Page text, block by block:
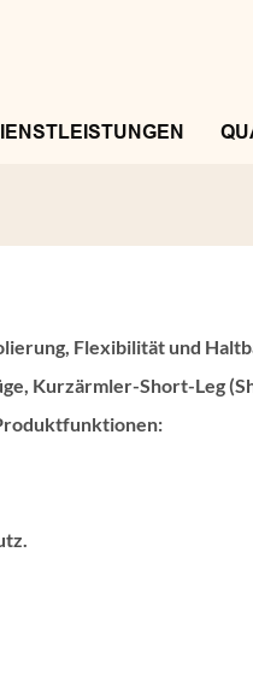
Flexibilität und
Kurzärmler-Short-Leg